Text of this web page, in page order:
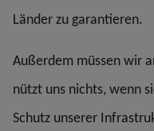
Länder zu garantieren.
Außerdem müssen wir
nützt uns nichts, wenn
Schutz unserer